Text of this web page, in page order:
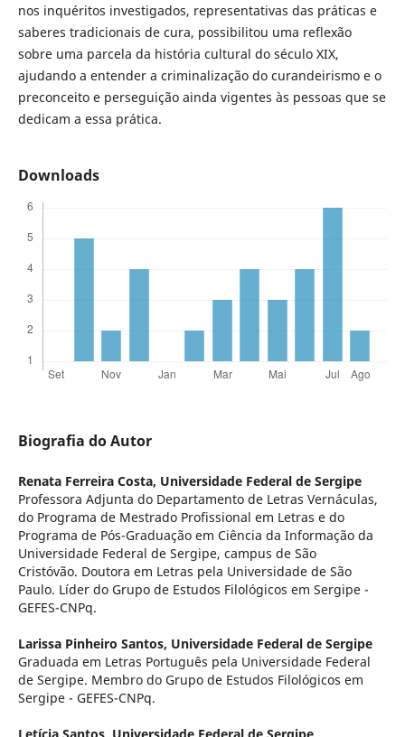
nos inquéritos investigados, representativas das práticas e
saberes tradicionais de cura, possibilitou uma reflexão
sobre uma parcela da história cultural do século XIX,
ajudando a entender a criminalização do curandeirismo e o
preconceito e perseguição ainda vigentes às pessoas que se
dedicam a essa prática.
Downloads
Biografia do Autor
Renata Ferreira Costa, Universidade Federal de Sergipe
Professora Adjunta do Departamento de Letras Vernáculas,
do Programa de Mestrado Profissional em Letras e do
Programa de Pós-Graduação em Ciência da Informação da
Universidade Federal de Sergipe, campus de São
Cristóvão. Doutora em Letras pela Universidade de São
Paulo. Líder do Grupo de Estudos Filológicos em Sergipe -
GEFES-CNPq.
Larissa Pinheiro Santos, Universidade Federal de Sergipe
Graduada em Letras Português pela Universidade Federal
de Sergipe. Membro do Grupo de Estudos Filológicos em
Sergipe - GEFES-CNPq.
Letícia Santos, Universidade Federal de Sergipe